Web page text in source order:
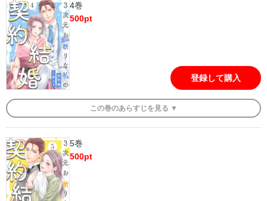
4巻
500pt
登録して購入
この巻のあらすじを 見る ▼
5巻
500pt